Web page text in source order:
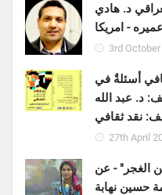
د. هادي
عميره - امريكا
3rd
أسئلةٌ في
د. عبد الله
نقد ثقافي
27th April
الغجر" - عن
حسين نهابة